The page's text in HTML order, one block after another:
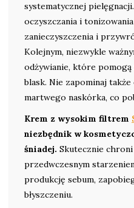
systematycznej
oczyszczania i
zanieczyszczenia i
Kolejnym, niezwykle
odżywianie, które pomogą
blask. Nie zapominaj
martwego naskórka, co
Krem z wysokim filtrem
niezbędnik w
śniadej. Skutecznie
przedwczesnym
produkcję sebum,
błyszczeniu.